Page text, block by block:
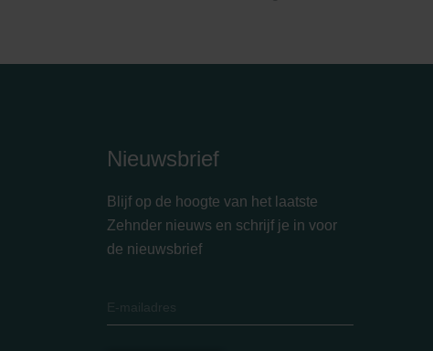
Nieuwsbrief
Blijf op de hoogte van het laatste
Zehnder nieuws en schrijf je in voor
de nieuwsbrief